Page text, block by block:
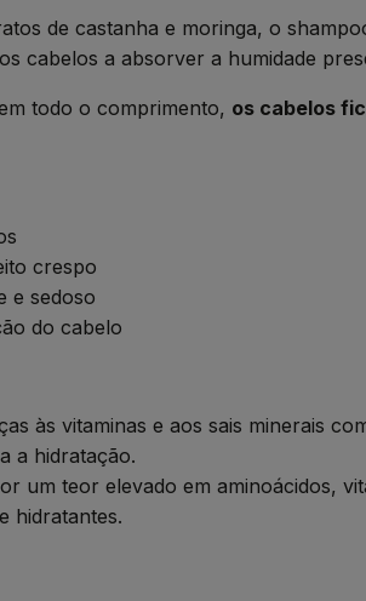
de castanha e moringa, o
cabelos a absorver a humidade
todo o comprimento, os cabelos
crespo
e sedoso
do cabelo
às vitaminas e aos sais minerais
a hidratação.
um teor elevado em aminoácidos,
hidratantes.